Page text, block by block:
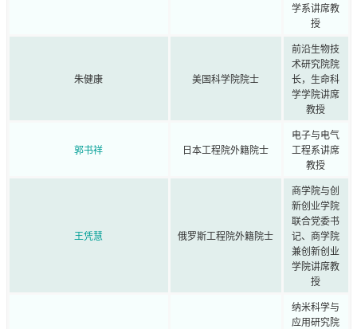
学系讲席教
授
朱健康 美国科学院院士
前沿生物技
术研究院院
长，生命科
学学院讲席
教授
郭书祥 日本工程院外籍院士
电子与电气
工程系讲席
教授
王凭慧 俄罗斯工程院外籍院士
商学院与创
新创业学院
联合党委书
记、商学院
兼创新创业
学院讲席教
授
纳米科学与
应用研究院